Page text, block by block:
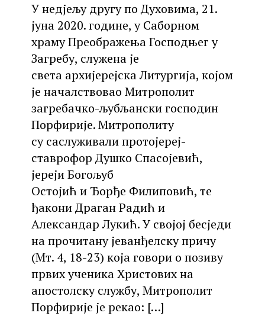
У недјељу другу по Духовима, 21.
јуна 2020. године, у Саборном
храму Преображења Господњег у
Загребу, служена је
света архијерејска Литургија, којом
је началствовао Митрополит
загребачко-љубљански господин
Порфирије. Митрополиту
су саслуживали протојереј-
ставрофор Душко Спасојевић,
јереји Богољуб
Остојић и Ђорђе Филиповић, те
ђакони Драган Радић и
Александар Лукић. У својој бесједи
на прочитану јеванђелску причу
(Мт. 4, 18-23) која говори о позиву
првих ученика Христових на
апостолску службу, Митрополит
Порфирије је рекао: […]